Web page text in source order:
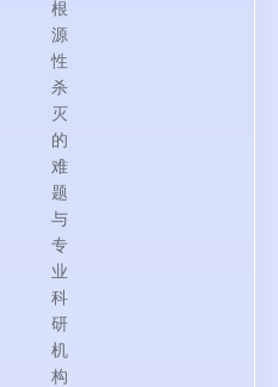
根
源
性
杀
灭
的
难
题
与
专
业
科
研
机
构